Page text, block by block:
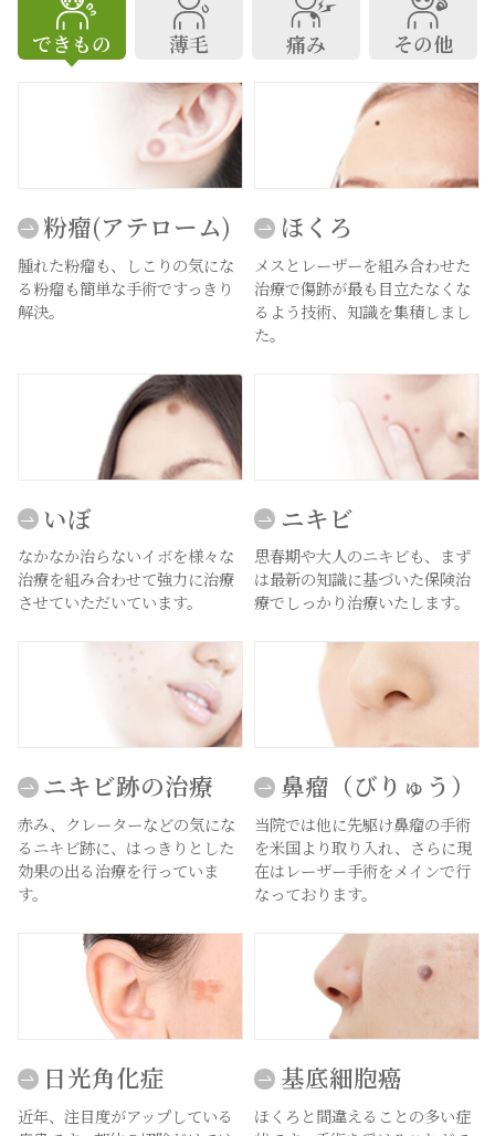
できもの 薄毛 痛み その他
粉瘤(アテローム)
腫れた粉瘤も、しこりの気にな
る粉瘤も簡単な手術ですっきり
解決。
ほくろ
メスとレーザーを組み合わせた
治療で傷跡が最も目立たなくな
るよう技術、知識を集積しまし
た。
いぼ
なかなか治らないイボを様々な
治療を組み合わせて強力に治療
させていただいています。
ニキビ
思春期や大人のニキビも、まず
は最新の知識に基づいた保険治
療でしっかり治療いたします。
ニキビ跡の治療
赤み、クレーターなどの気にな
るニキビ跡に、はっきりとした
効果の出る治療を行っていま
す。
鼻瘤（びりゅう）
当院では他に先駆け鼻瘤の手術
を米国より取り入れ、さらに現
在はレーザー手術をメインで行
なっております。
日光角化症
近年、注目度がアップしている
基底細胞癌
ほくろと間違えることの多い症